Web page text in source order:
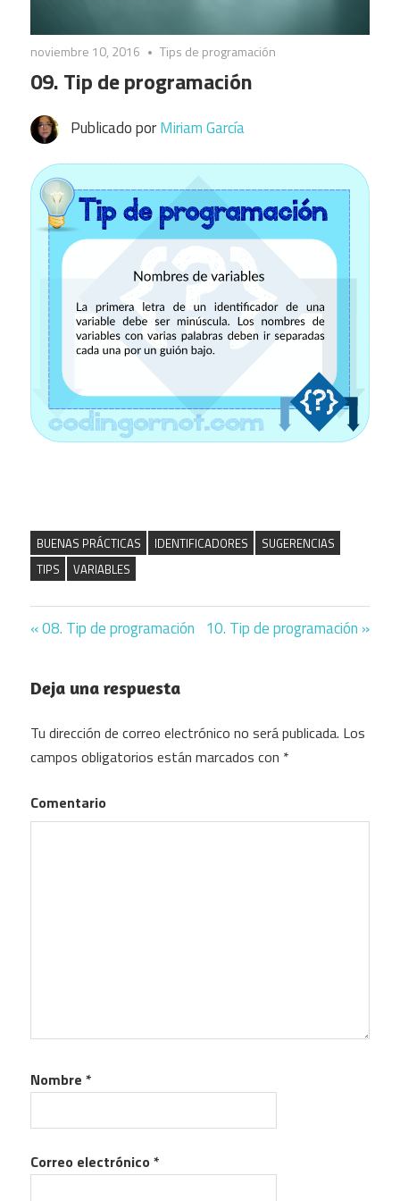
noviembre 10, 2016 Tips de programación
09. Tip de programación
Publicado porMiriam García
BUENAS PRÁCTICAS IDENTIFICADORES
SUGERENCIAS
TIPS
VARIABLES
de
entradas
Previous
08. Tip de programación Next
10. Tip de programación
Deja una respuesta
Tu dirección de correo electrónico no será publicada. Los
campos obligatorios están marcados con *
Comentario
Nombre *
Correo electrónico *